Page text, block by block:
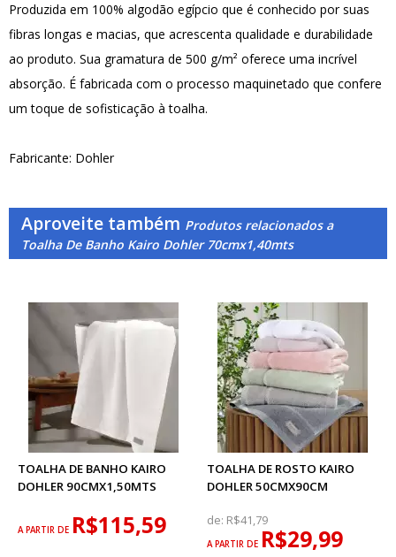
Produzida em 100% algodão egípcio que é conhecido por suas
fibras longas e macias, que acrescenta qualidade e durabilidade
ao produto. Sua gramatura de 500 g/m² oferece uma incrível
absorção. É fabricada com o processo maquinetado que confere
um toque de sofisticação à toalha.
Fabricante: Dohler
Aproveite também Produtos relacionados a
Toalha De Banho Kairo Dohler 70cmx1,40mts
TOALHA DE BANHO KAIRO
DOHLER 90CMX1,50MTS
A PARTIR DE R$115,59
TOALHA DE ROSTO KAIRO
DOHLER 50CMX90CM
de: R$41,79
A PARTIR DE R$29,99